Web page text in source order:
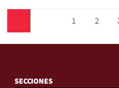
1 2
SECCIONES